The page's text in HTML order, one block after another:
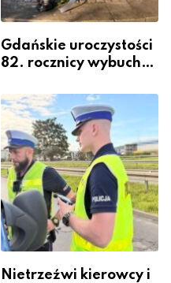
Gdańskie uroczystości
82. rocznicy wybuchu
Warszawskiego
Nietrzeźwi kierowcy i